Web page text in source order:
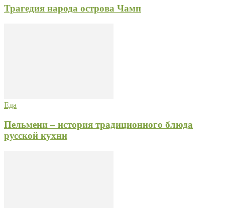
Трагедия народа острова Чамп
Еда
Пельмени – история традиционного блюда
русской кухни